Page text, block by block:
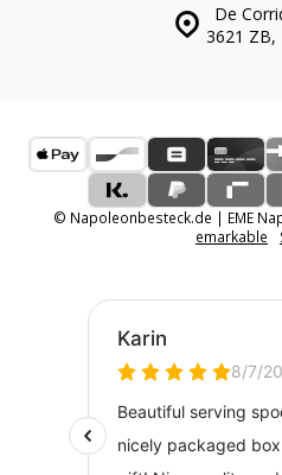
De
3621 ZB,
© Napoleonbesteck.de | EME
emarkable